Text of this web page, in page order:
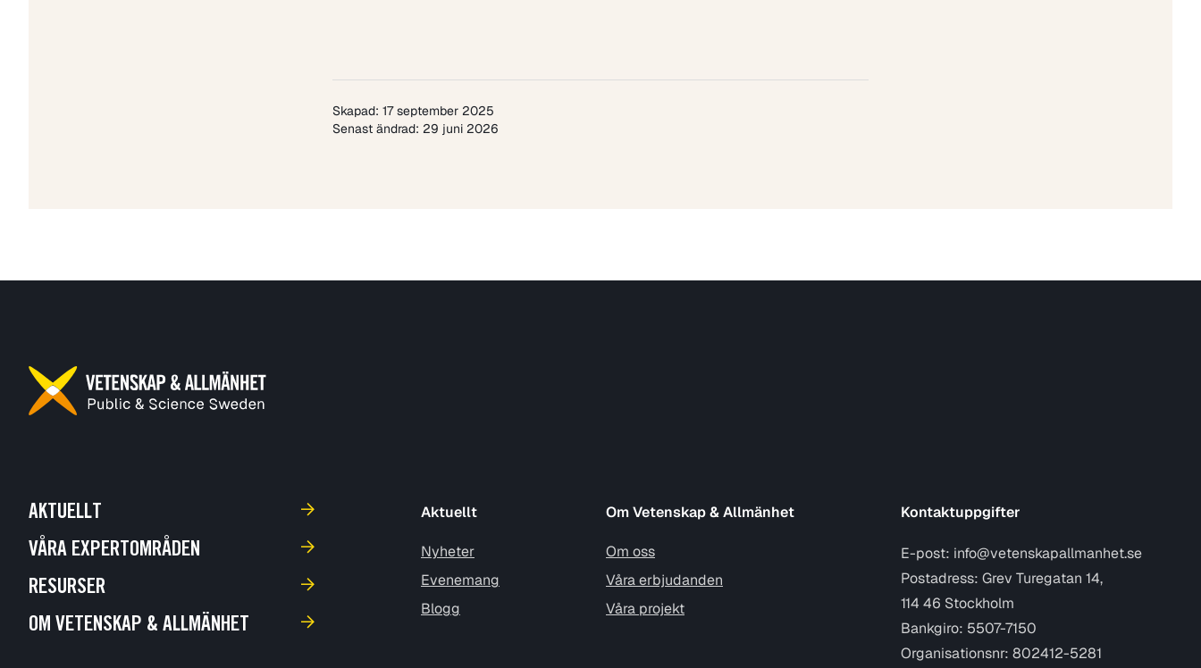
Skapad: 17 september 2025
Senast ändrad: 29 juni 2026
AKTUELLT
VÅRA EXPERTOMRÅDEN
RESURSER
OM VETENSKAP & ALLMÄNHET
Aktuellt
Nyheter
Evenemang
Blogg
Om Vetenskap & Allmänhet
Om oss
Våra erbjudanden
Våra projekt
Kontaktuppgifter
E-post: info@vetenskapallmanhet.se
Postadress: Grev Turegatan 14,
114 46 Stockholm
Bankgiro: 5507-7150
Organisationsnr: 802412-5281